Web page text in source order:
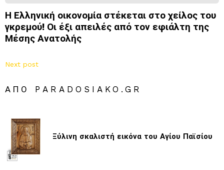
Η Ελληνική οικονομία στέκεται στο χείλος του
γκρεμού! Οι έξι απειλές από τον εφιάλτη της
Μέσης Ανατολής
Next post
ΑΠΌ PARADOSIAKO.GR
Ξύλινη σκαλιστή εικόνα του Αγίου Παϊσίου